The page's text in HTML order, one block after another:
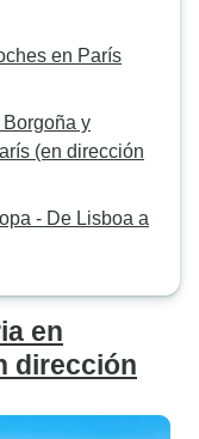
en París
y
(en dirección
- De Lisboa a
en
dirección